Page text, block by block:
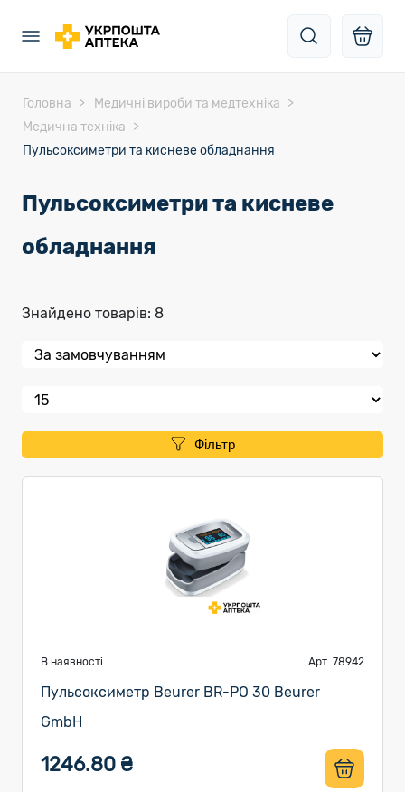
Головна
Медичні вироби та медтехніка
Медична техніка
Пульсоксиметри та кисневе обладнання
Пульсоксиметри та кисневе
обладнання
Знайдено товарів: 8
Фільтр
В наявності Арт. 78942
Пульсоксиметр Beurer BR-PO 30 Beurer
GmbH
1246.80 ₴